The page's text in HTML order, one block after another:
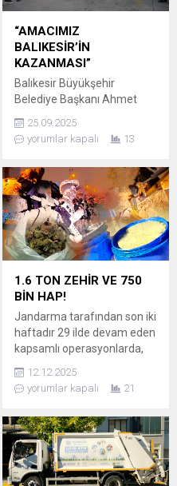
“AMACIMIZ
BALIKESİR’İN
KAZANMASI”
Balıkesir Büyükşehir
Belediye Başkanı Ahmet
toplu açılış töreninde, “Tek
amacımız, Balıkesir’imizin
dedi. KADIN EMEĞİ VE
İSTİHDAMA DESTEK
Edremit’te, Balıkesir Toplu
Taşıma (BTT) akaryakıt
istasyonu ile OnOn Kafelerin
Ayvalık ve Burhaniye
şubelerinin eş zamanlı açılışı
gerçekleştirildi. Törende
Akın, BTT’nin hem ulaşım...
25.09.2025
yorumlar kapalı
13
1.6 TON ZEHİR VE 750
BİN HAP!
Jandarma tarafından son iki
haftadır 29 ilde devam eden
kapsamlı operasyonlarda,
toplum sağlığına zarar
verecek miktarda
uyuşturucu ele geçirildi.
kilo uyuşturucu madde ile
birlikte 750 bin 238 adet
uyuşturucu hap ele
geçirilerek piyasaya
12.12.2025
yorumlar kapalı
21